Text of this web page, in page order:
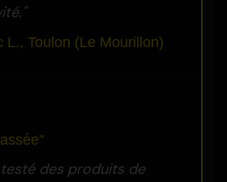
Toulon (Le Mourillon)
des produits de